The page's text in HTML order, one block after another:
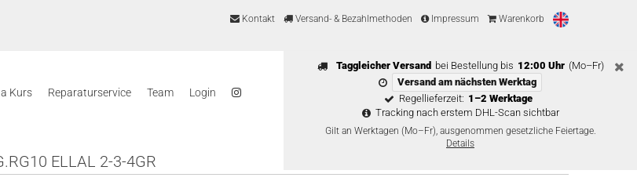
Kontakt Versand- & Bezahlmethoden Impressum Warenkorb
Taggleicher Versand bei Bestellung bis 12:00 Uhr (Mo–Fr)
Versand am nächsten Werktag
Regellieferzeit: 1–2 Werktage
Tracking nach erstem DHL-Scan sichtbar
Gilt an Werktagen (Mo–Fr), ausgenommen gesetzliche Feiertage.
Details
Kurs Reparaturservice Team Login
ELLAL 2-3-4GR